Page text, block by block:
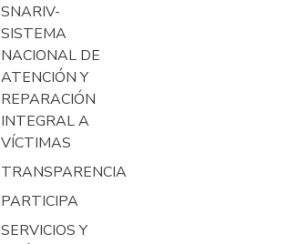
SNARIV-
SISTEMA
NACIONAL DE
ATENCIÓN Y
REPARACIÓN
INTEGRAL A
VÍCTIMAS
TRANSPARENCIA
PARTICIPA
SERVICIOS Y